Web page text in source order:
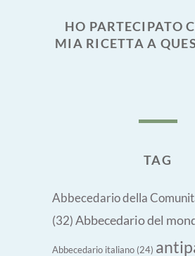
HO PARTECIPATO
MIA RICETTA A
TAG
Abbecedario della
(32) Abbecedario del
Abbecedario italiano (24)